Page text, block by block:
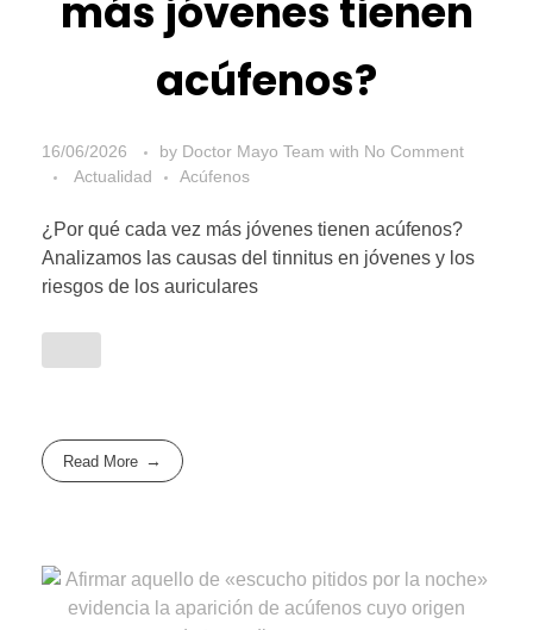
más jóvenes tienen
acúfenos?
16/06/2026 by Doctor Mayo Team with No Comment
Actualidad
Acúfenos
¿Por qué cada vez más jóvenes tienen acúfenos?
Analizamos las causas del tinnitus en jóvenes y los
riesgos de los auriculares
Read More